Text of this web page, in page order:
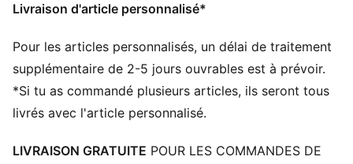
Logo PUMA Cat
enfants âgés de 8 à 16 ans
Livraison d'article personnalisé*
Pour les articles personnalisés, un délai de traitement
supplémentaire de 2-5 jours ouvrables est à prévoir.
*Si tu as commandé plusieurs articles, ils seront tous
livrés avec l'article personnalisé.
LIVRAISON GRATUITE POUR LES COMMANDES DE